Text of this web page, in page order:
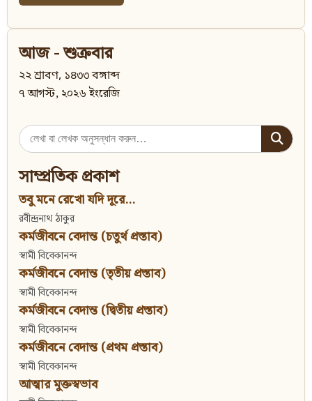
আজ - শুক্রবার
২২ শ্রাবণ, ১৪৩৩ বঙ্গাব্দ
৭ আগস্ট, ২০২৬ ইংরেজি
Search
for:
সাম্প্রতিক প্রকাশ
তবু মনে রেখো যদি দূরে...
রবীন্দ্রনাথ ঠাকুর
কর্মজীবনে বেদান্ত (চতুর্থ প্রস্তাব)
স্বামী বিবেকানন্দ
কর্মজীবনে বেদান্ত (তৃতীয় প্রস্তাব)
স্বামী বিবেকানন্দ
কর্মজীবনে বেদান্ত (দ্বিতীয় প্রস্তাব)
স্বামী বিবেকানন্দ
কর্মজীবনে বেদান্ত (প্রথম প্রস্তাব)
স্বামী বিবেকানন্দ
আত্মার মুক্তস্বভাব